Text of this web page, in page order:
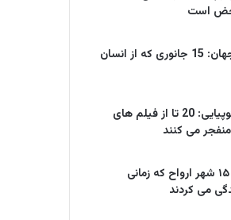
محض است
باهوش ترین حیوانات جهان: 15 جانوری که از انسان
بهترین فیلم های دیستوپیایی: 20 تا از فیلم های
منفجر می کنند
شهرهای متروکه جهان: ۱۵ شهر ارواح که زمانی
می کردند